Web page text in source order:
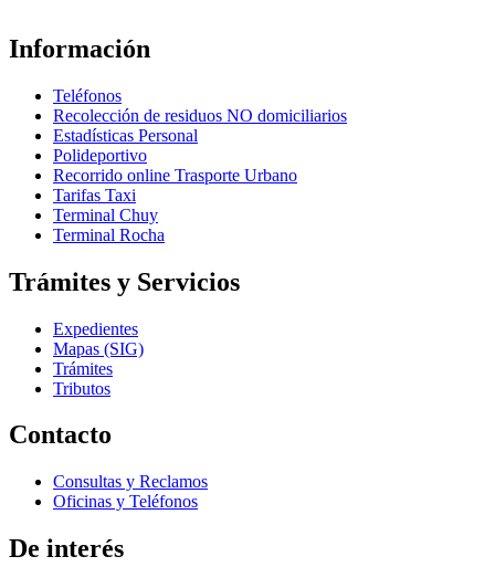
Información
Teléfonos
Recolección de residuos NO domiciliarios
Estadísticas Personal
Polideportivo
Recorrido online Trasporte Urbano
Tarifas Taxi
Terminal Chuy
Terminal Rocha
Trámites y Servicios
Expedientes
Mapas (SIG)
Trámites
Tributos
Contacto
Consultas y Reclamos
Oficinas y Teléfonos
De interés